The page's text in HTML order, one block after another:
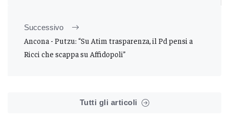
Successivo
Ancona - Putzu: “Su Atim trasparenza, il Pd pensi a
Ricci che scappa su Affidopoli”
Tutti gli articoli